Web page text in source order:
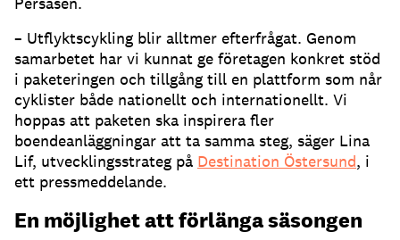
– Utflyktscykling blir alltmer efterfrågat. Genom
samarbetet har vi kunnat ge företagen konkret stöd
i paketeringen och tillgång till en plattform som når
cyklister både nationellt och internationellt. Vi
hoppas att paketen ska inspirera fler
boendeanläggningar att ta samma steg, säger Lina
Lif, utvecklingsstrateg på Destination Östersund, i
ett pressmeddelande.
En möjlighet att förlänga säsongen